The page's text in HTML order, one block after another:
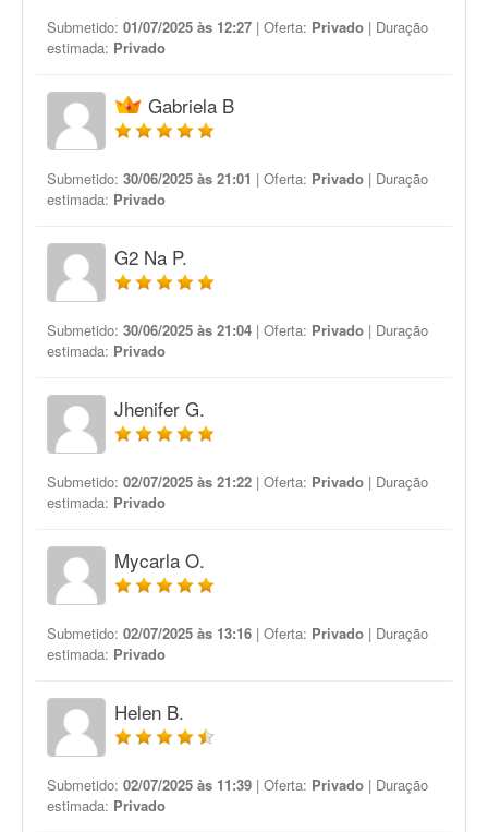
Submetido: 01/07/2025 às 12:27 | Oferta: Privado | Duração
estimada: Privado
Gabriela B
Submetido: 30/06/2025 às 21:01 | Oferta: Privado | Duração
estimada: Privado
G2 Na P.
Submetido: 30/06/2025 às 21:04 | Oferta: Privado | Duração
estimada: Privado
Jhenifer G.
Submetido: 02/07/2025 às 21:22 | Oferta: Privado | Duração
estimada: Privado
Mycarla O.
Submetido: 02/07/2025 às 13:16 | Oferta: Privado | Duração
estimada: Privado
Helen B.
Submetido: 02/07/2025 às 11:39 | Oferta: Privado | Duração
estimada: Privado